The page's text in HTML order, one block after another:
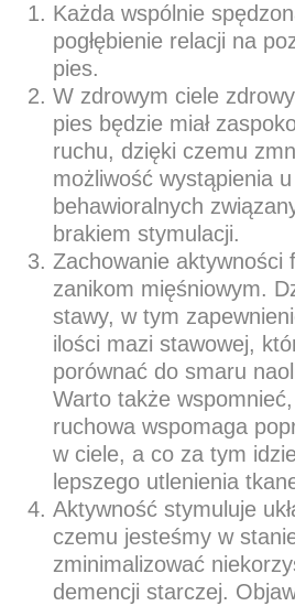
Każda wspólnie
pogłębienie relacji na
pies.
W zdrowym ciele
pies będzie miał
ruchu, dzięki czemu
możliwość wystąpienia
behawioralnych
brakiem stymulacji.
Zachowanie aktywności
zanikom mięśniowym.
stawy, w tym
ilości mazi stawowej,
porównać do smaru
Warto także
ruchowa wspomaga
w ciele, a co za tym
lepszego utlenienia
Aktywność stymuluje
czemu jesteśmy w
zminimalizować
demencji starczej.